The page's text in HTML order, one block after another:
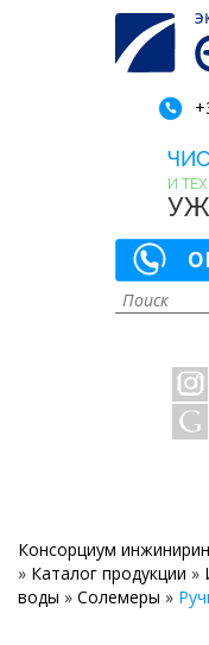
И
Консорциум
» Каталог продукции »
воды » Солемеры »